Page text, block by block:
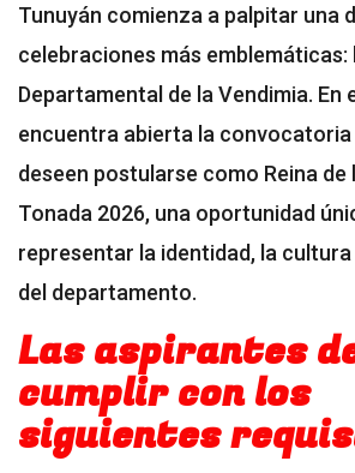
Tunuyán comienza a palpitar una
celebraciones más emblemáticas:
Departamental de la Vendimia. En
encuentra abierta la convocatoria
deseen postularse como Reina de
Tonada 2026, una oportunidad
representar la identidad, la
del departamento.
Las aspirantes
cumplir con los
siguientes